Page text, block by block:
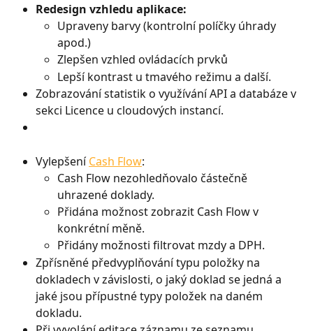
Redesign vzhledu aplikace:
Upraveny barvy (kontrolní políčky úhrady
apod.)
Zlepšen vzhled ovládacích prvků
Lepší kontrast u tmavého režimu a další.
Zobrazování statistik o využívání API a databáze v
sekci Licence u cloudových instancí.
Vylepšení Cash Flow:
Cash Flow nezohledňovalo částečně
uhrazené doklady.
Přidána možnost zobrazit Cash Flow v
konkrétní měně.
Přidány možnosti filtrovat mzdy a DPH.
Zpřísněné předvyplňování typu položky na
dokladech v závislosti, o jaký doklad se jedná a
jaké jsou přípustné typy položek na daném
dokladu.